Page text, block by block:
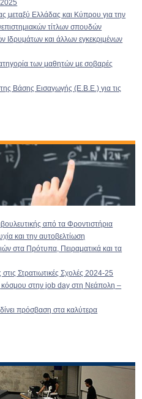
μεταξύ Ελλάδας και Κύπρου για την
τίτλων σπουδών
Ιδρυμάτων και άλλων εγκεκριμένων
των μαθητών με σοβαρές
Βάσης Εισαγωγής (Ε.Β.Ε.) για τις
από τα Φροντιστήρια
και την αυτοβελτίωση
στα Πρότυπα, Πειραματικά και τα
Στρατιωτικές Σχολές 2024-25
στην job day στη Νεάπολη –
πρόσβαση στα καλύτερα